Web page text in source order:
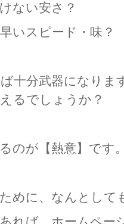
ない安さ？
いスピード・味？
十分武器になりま
るでしょうか？
のが【熱意】です。
ために、なんとし